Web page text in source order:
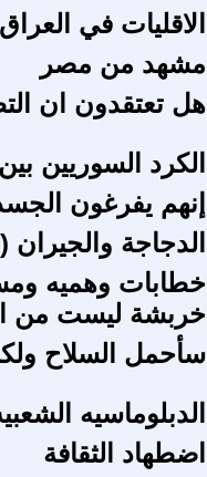
الاقليات في العراق
مشهد من مصر
هل تعتقدون ان
الكرد السوريين
إنهم يفرغون
الدجاجة والجيران
خطابات وهميه
خربشة ليست من
سأحمل السلاح
الدبلوماسيه
اضطهاد الثقافة